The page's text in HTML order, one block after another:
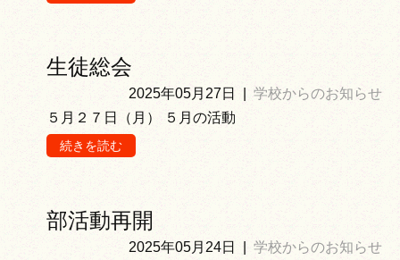
生徒総会
2025年05月27日
学校からのお知らせ
５月２７日（月） ５月の活動
続きを読む
部活動再開
2025年05月24日
学校からのお知らせ